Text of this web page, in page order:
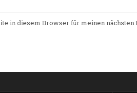
in diesem Browser für meinen nächsten